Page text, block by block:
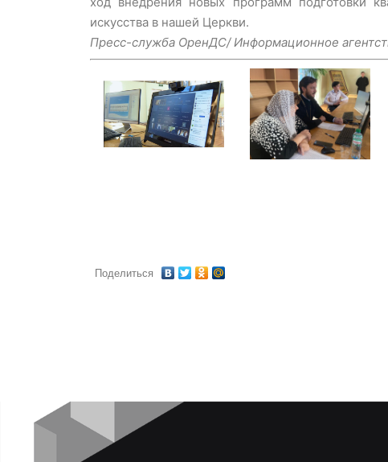
искусства в нашей Церкви.
Пресс-служба ОренДС/ Информационное
Поделиться